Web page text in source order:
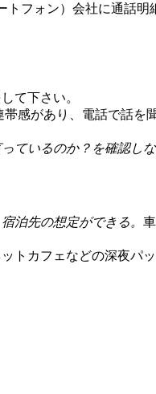
トフォン）会社に通話明
て下さい。
感があり、電話で話
ているのか？を確認し
泊先の想定ができる。
トカフェなどの深夜パ